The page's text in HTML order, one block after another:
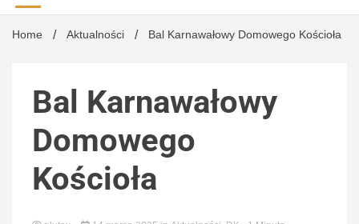
Home Aktualności Bal Karnawałowy Domowego Kościoła
Bal Karnawałowy
Domowego
Kościoła